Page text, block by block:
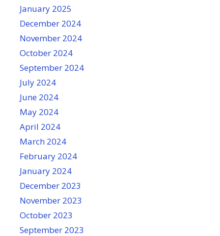
January 2025
December 2024
November 2024
October 2024
September 2024
July 2024
June 2024
May 2024
April 2024
March 2024
February 2024
January 2024
December 2023
November 2023
October 2023
September 2023